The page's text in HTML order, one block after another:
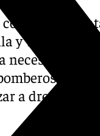
en
y Toledo
necesidad de
a drenar el